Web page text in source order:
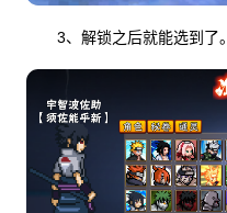
3、解锁之后就能选到了。